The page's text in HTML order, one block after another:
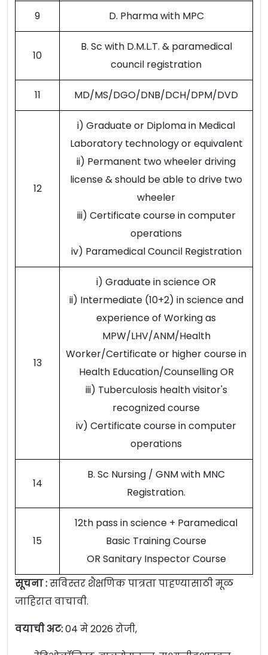
9 D. Pharma with MPC
10
B. Sc with D.M.L.T. & paramedical
council registration
11 MD/MS/DGO/DNB/DCH/DPM/DVD
12
i) Graduate or Diploma in Medical
Laboratory technology or equivalent
ii) Permanent two wheeler driving
license & should be able to drive two
wheeler
iii) Certificate course in computer
operations
iv) Paramedical Council Registration
13
i) Graduate in science OR
ii) Intermediate (10+2) in science and
experience of Working as
MPW/LHV/ANM/Health
Worker/Certificate or higher course in
Health Education/Counselling OR
iii) Tuberculosis health visitor's
recognized course
iv) Certificate course in computer
operations
14
B. Sc Nursing / GNM with MNC
Registration.
15
12th pass in science + Paramedical
Basic Training Course
OR Sanitary Inspector Course
सूचना :सविस्तर शैक्षणिक पात्रता पाहण्यासाठी मूळ
जाहिरात वाचावी.
वयाची अट:04 मे 2026 रोजी,